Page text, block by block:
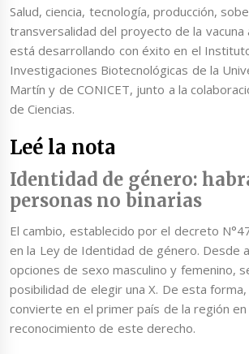
Salud, ciencia, tecnología, producción,
transversalidad del proyecto de la vacuna
está desarrollando con éxito en el
Investigaciones Biotecnológicas de la
Martín y de CONICET, junto a la
de Ciencias.
Leé la nota
Identidad de género:
personas no binarias
El cambio, establecido por el decreto
en la Ley de Identidad de género. Desde
opciones de sexo masculino y femenino,
posibilidad de elegir una X. De esta
convierte en el primer país de la región en
reconocimiento de este derecho.